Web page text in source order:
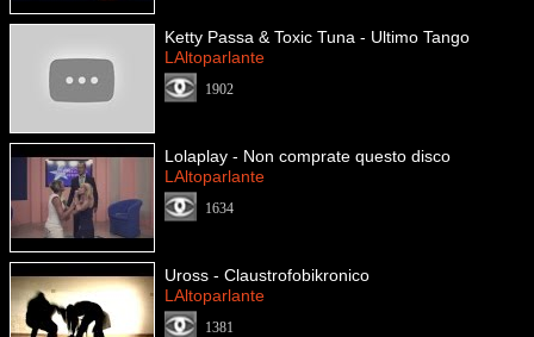
Ketty Passa & Toxic Tuna - Ultimo Tango
LAltoparlante
1902
Lolaplay - Non comprate questo disco
LAltoparlante
1634
Uross - Claustrofobikronico
LAltoparlante
1381